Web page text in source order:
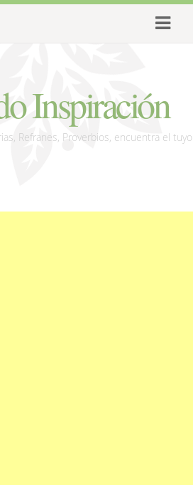
Inspiración
Refranes, Proverbios, encuentra el tuyo